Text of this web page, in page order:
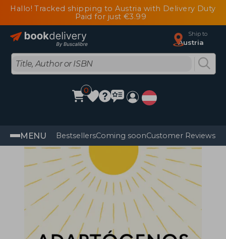
Hallo! Tracked shipping to Austria with Delivery Duty
Paid for just €3.99
Ship to
Austria
0
MENU BestsellersComing soonCustomer Reviews